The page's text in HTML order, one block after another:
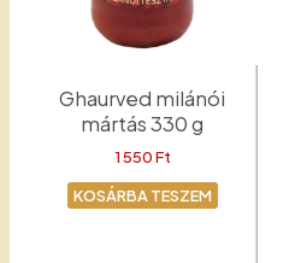
Ghaurved milánói
mártás 330 g
1 550Ft
KOSÁRBA TESZEM